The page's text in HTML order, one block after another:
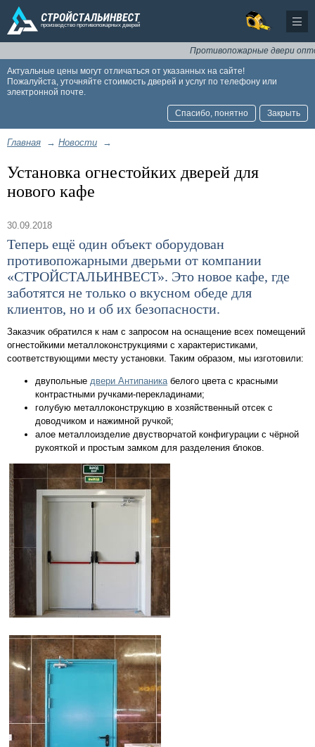
Противопожарные двери
Актуальные цены могут отличаться от указанных на сайте!
Пожалуйста, уточняйте стоимость дверей и услуг по телефону или
электронной почте.
Спасибо, понятно Закрыть
Главная → Новости →
Установка огнестойких дверей для
нового кафе
30.09.2018
Теперь ещё один объект оборудован
противопожарными дверьми от компании
«СТРОЙСТАЛЬИНВЕСТ». Это новое кафе, где
заботятся не только о вкусном обеде для
клиентов, но и об их безопасности.
Заказчик обратился к нам с запросом на оснащение всех помещений
огнестойкими металлоконструкциями с характеристиками,
соответствующими месту установки. Таким образом, мы изготовили:
двупольные двери Антипаника белого цвета с красными
контрастными ручками-перекладинами;
голубую металлоконструкцию в хозяйственный отсек с
доводчиком и нажимной ручкой;
алое металлоизделие двустворчатой конфигурации с чёрной
рукояткой и простым замком для разделения блоков.